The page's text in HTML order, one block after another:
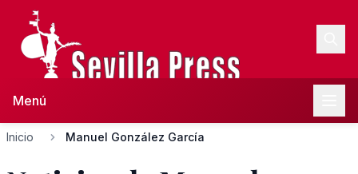
Menú
Inicio Manuel González García